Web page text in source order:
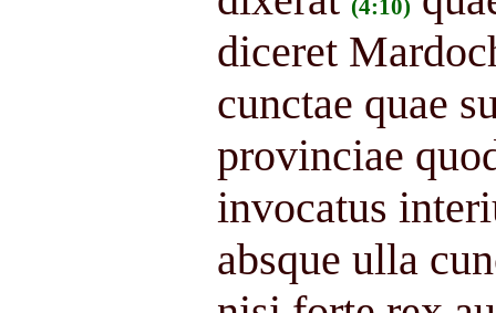
(4:10)
diceret
cunctae quae
provinciae
invocatus
absque ulla